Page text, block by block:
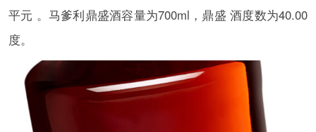
平元 。马爹利鼎盛酒容量为700ml，鼎盛 酒度数为40.00
度。